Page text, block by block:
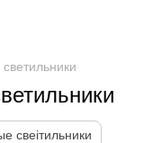
свеітильники